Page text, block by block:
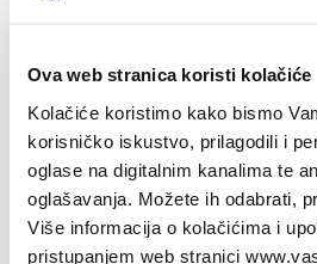
Ova web stranica koristi kolačiće
Kolačiće koristimo kako bismo
korisničko iskustvo, prilagodili i
oglase na digitalnim kanalima te
oglašavanja. Možete ih odabrati,
Više informacija o kolačićima i
pristupanjem web stranici
potrebu i troškove zdravstvene
utvrđena je pozitivna povezanost
Redovito hodanje pridonosi
Javno-zdravstveni aspekti